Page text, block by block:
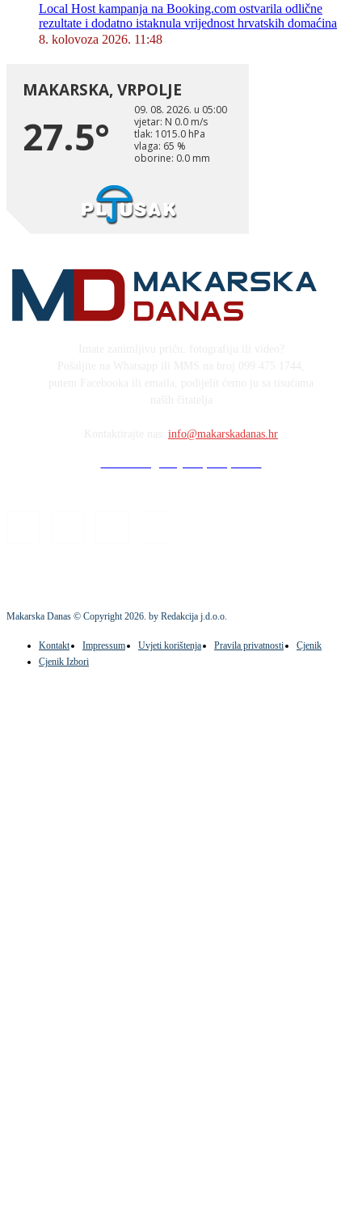
Local Host kampanja na Booking.com ostvarila odlične
rezultate i dodatno istaknula vrijednost hrvatskih domaćina
8. kolovoza 2026. 11:48
info@makarskadanas.hr
Makarska Danas © Copyright2026. by Redakcija j.d.o.o.
Kontakt Impressum Uvjeti korištenja Pravila privatnosti
Cjenik
Cjenik Izbori